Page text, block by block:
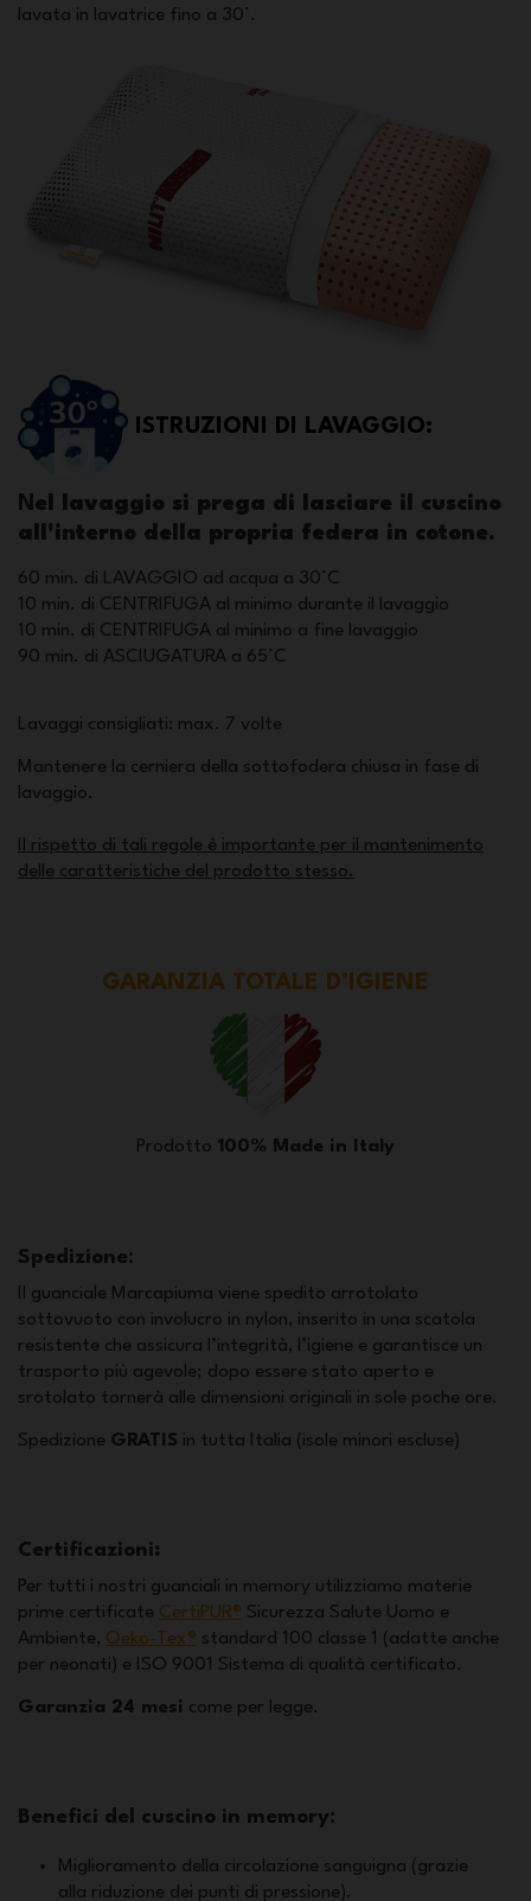
lavata in lavatrice fino a 30°.
ISTRUZIONI DI LAVAGGIO:
N el lavaggio si prega di lasciare il cuscino
all'interno della propria federa in cotone.
60 min. di LAVAGGIO ad acqua a 30°C
10 min. di CENTRIFUGA al minimo durante il lavaggio
10 min. di CENTRIFUGA al minimo a fine lavaggio
90 min. di ASCIUGATURA a 65°C
Lavaggi consigliati: max. 7 volte
Mantenere la cerniera della sottofodera chiusa in fase di
lavaggio.
Il rispetto di tali regole è importante per il mantenimento
delle caratteristiche del prodotto stesso.
GARANZIA TOTALE D’IGIENE
Prodotto 100% Made in Italy
Spedizione:
Il guanciale Marcapiuma viene spedito arrotolato
sottovuoto con involucro in nylon, inserito in una scatola
resistente che assicura l’integrità, l’igiene e garantisce un
trasporto più agevole; dopo essere stato aperto e
srotolato tornerà alle dimensioni originali in sole poche ore.
Spedizione GRATIS in tutta Italia (isole minori escluse)
Certificazioni:
Per tutti i nostri guanciali in memory utilizziamo materie
prime certificate CertiPUR® Sicurezza Salute Uomo e
Ambiente, Oeko-Tex® standard 100 classe 1 (adatte anche
per neonati) e ISO 9001 Sistema di qualità certificato.
Garanzia 24 mesi come per legge.
Benefici del cuscino in memory:
Miglioramento della circolazione sanguigna (grazie
alla riduzione dei punti di pressione).